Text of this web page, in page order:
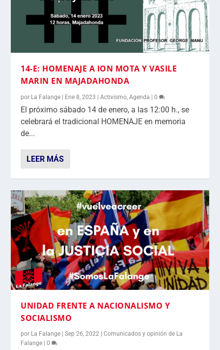
14-E: HOMENAJE A ION MOTA Y VASILE
MARIN EN MAJADAHONDA
por La Falange Ene 8, 2023 |Activismo,Agenda |0
El próximo sábado 14 de enero, a las 12:00 h., se
celebrará el tradicional HOMENAJE en memoria
de...
LEER MÁS
UNIDAD FRENTE A NACIONALISMO Y
SOCIALISMO
por La Falange |Sep 26, 2022 |Comunicados y opinión de La
Falange |0